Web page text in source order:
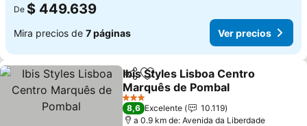
De $ 449.639
Mira precios de 7 páginas Ver precios
CompartirAgregar a favoritos
Ibis Styles Lisboa Centro
Marquês de Pombal
3 Estrellas
8,6 Excelente
10.119
a 0.9 km de: Avenida da Liberdade